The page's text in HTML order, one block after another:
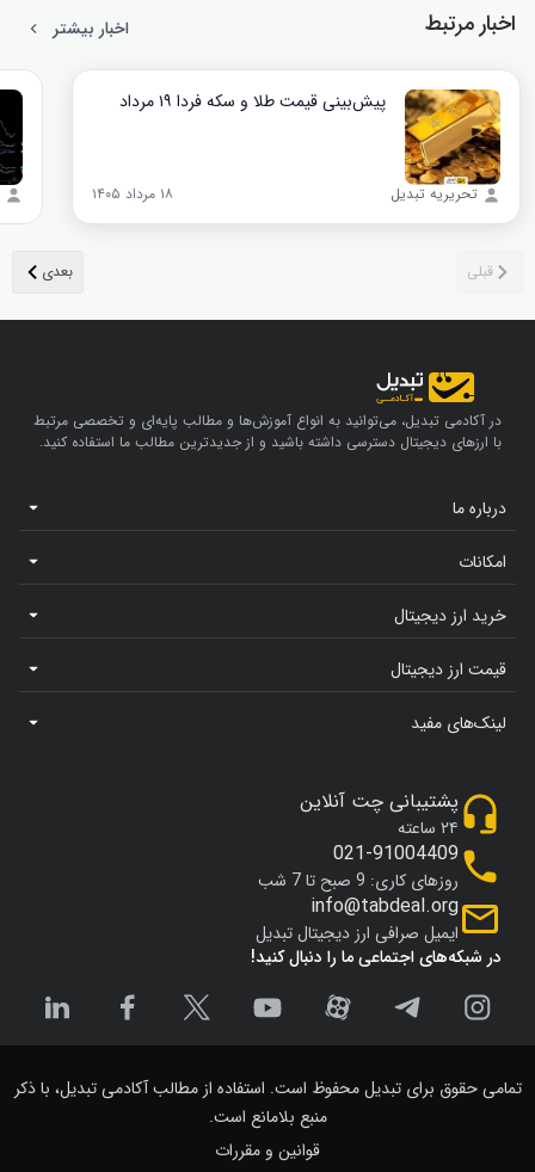
اخبار مرتبط اخبار بیشتر
پیش‌بینی قیمت طلا و سکه فردا ۱۹ مرداد
تحریریه تبدیل ۱۸ مرداد ۱۴۰۵
در آکادمی تبدیل، می‌توانید به انواع آموزش‌ها و مطالب پایه‌ای و تخصصی مرتبط
با ارزهای دیجیتال دسترسی داشته باشید و از جدیدترین مطالب ما استفاده کنید.
درباره ما
امکانات
خرید ارز دیجیتال
قیمت ارز دیجیتال
لینک‌های مفید
در شبکه‌های اجتماعی ما را دنبال کنید!
پشتیبانی چت آنلاین
۲۴ ساعته
021-91004409
روزهای کاری: 9 صبح تا 7 شب
info@tabdeal.org
ایمیل صرافی ارز دیجیتال تبدیل
تمامی حقوق برای تبدیل محفوظ است. استفاده از مطالب آکادمی تبدیل، با ذکر
منبع بلامانع است.
قوانین و مقررات